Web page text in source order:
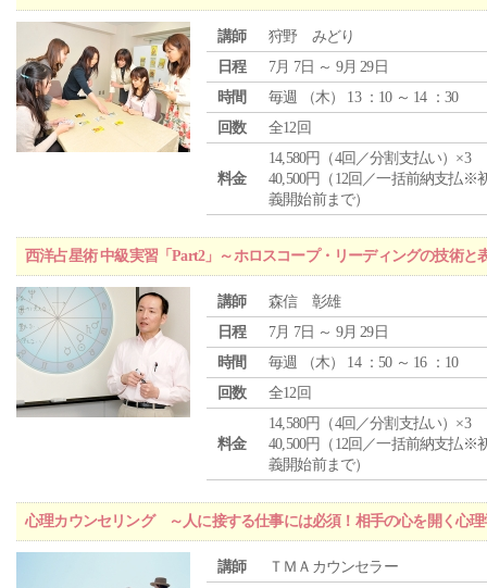
講師
狩野 みどり
日程
7月 7日 ～ 9月 29日
時間
毎週 （木） 13 ：10 ～ 14 ：30
回数
全12回
料金
14,580円（4回／分割支払い）×3
40,500円（12回／一括前納支払※
義開始前まで）
西洋占星術 中級実習「Part2」～ホロスコープ・リーディングの技術と
講師
森信 彰雄
日程
7月 7日 ～ 9月 29日
時間
毎週 （木） 14 ：50 ～ 16 ：10
回数
全12回
料金
14,580円（4回／分割支払い）×3
40,500円（12回／一括前納支払※
義開始前まで）
心理カウンセリング ～人に接する仕事には必須！相手の心を開く心理
講師 ＴＭＡカウンセラー